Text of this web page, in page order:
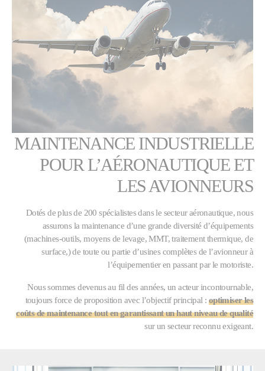
MAINTENANCE INDUSTRIELLE
POUR L’AÉRONAUTIQUE ET
LES AVIONNEURS
Dotés de plus de 200 spécialistes dans le secteur aéronautique, nous
assurons la maintenance d’une grande diversité d’équipements
(machines-outils, moyens de levage, MMT, traitement thermique, de
surface,) de toute ou partie d’usines complètes de l’avionneur à
l’équipementier en passant par le motoriste.
Nous sommes devenus au fil des années, un acteur incontournable,
toujours force de proposition avec l’objectif principal : optimiser les
coûts de maintenance tout en garantissant un haut niveau de qualité
sur un secteur reconnu exigeant.